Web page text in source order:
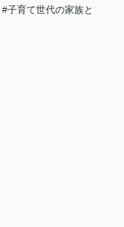
#子育て世代の家族と